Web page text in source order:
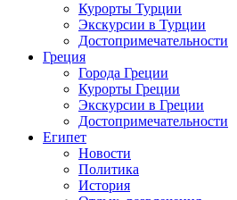
Курорты Турции
Экскурсии в Турции
Достопримечательности
Греция
Города Греции
Курорты Греции
Экскурсии в Греции
Достопримечательности
Египет
Новости
Политика
История